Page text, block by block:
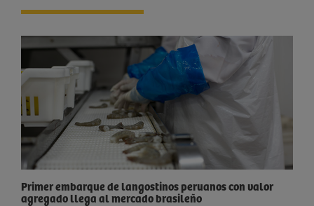
Primer embarque de langostinos peruanos con valor
agregado llega al mercado brasileño